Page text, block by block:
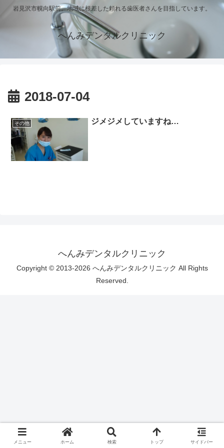
岩見沢市幌向駅前。地域に根差した頼れる歯医者さんを目指しています。
へんみデンタルクリニック
2018-07-04
その他 ジメジメしていますね…
へんみデンタルクリニック
Copyright © 2013-2026 へんみデンタルクリニック All Rights
Reserved.
メニュー ホーム 検索 トップ サイドバー